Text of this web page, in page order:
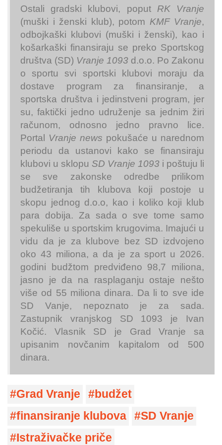
Ostali gradski klubovi, poput RK Vranje
(muški i ženski klub), potom KMF Vranje,
odbojkaški klubovi (muški i ženski), kao i
košarkaški finansiraju se preko Sportskog
društva (SD) Vranje 1093 d.o.o. Po Zakonu
o sportu svi sportski klubovi moraju da
dostave program za finansiranje, a
sportska društva i jedinstveni program, jer
su, faktički jedno udruženje sa jednim žiri
računom, odnosno jedno pravno lice.
Portal Vranje news pokušaće u narednom
periodu da ustanovi kako se finansiraju
klubovi u sklopu SD Vranje 1093 i poštuju li
se sve zakonske odredbe prilikom
budžetiranja tih klubova koji postoje u
skopu jednog d.o.o, kao i koliko koji klub
para dobija. Za sada o sve tome samo
spekuliše u sportskim krugovima. Imajući u
vidu da je za klubove bez SD izdvojeno
oko 43 miliona, a da je za sport u 2026.
godini budžtom predviđeno 98,7 miliona,
jasno je da na rasplaganju ostaje nešto
više od 55 miliona dinara. Da li to sve ide
SD Vanje, nepoznato je za sada.
Zastupnik vranjskog SD 1093 je Ivan
Kočić. Vlasnik SD je Grad Vranje sa
upisanim novčanim kapitalom od 500
dinara.
Grad Vranje
budžet
finansiranje klubova
SD Vranje
Istraživačke priče